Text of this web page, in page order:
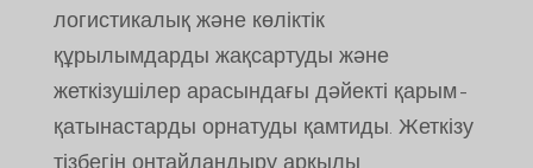
логистикалық және көліктік
құрылымдарды жақсартуды және
жеткізушілер арасындағы дәйекті қарым-
қатынастарды орнатуды қамтиды. Жеткізу
тізбегін оңтайландыру арқылы